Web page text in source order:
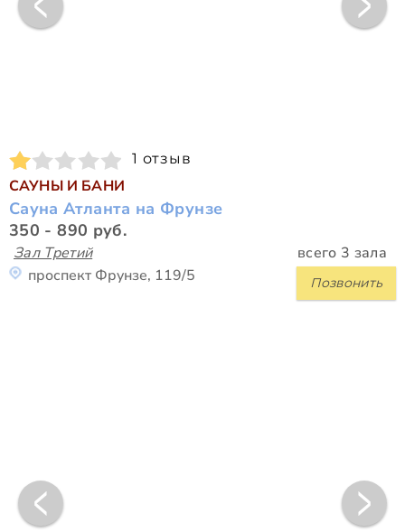
1 отзыв
САУНЫ И БАНИ
Сауна Атланта на Фрунзе
350 - 890 руб.
Зал Третий всего 3 зала
Позвонить
проспект Фрунзе, 119/5